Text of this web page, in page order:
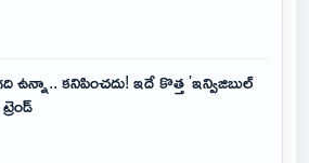
ఉన్నా.. కనిపించదు! ఇదే కొత్త 'ఇన్విజిబుల్